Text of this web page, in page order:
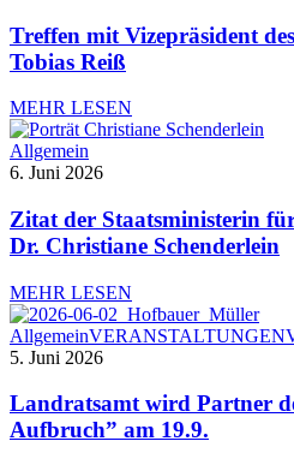
Treffen mit Vizepräsident
Tobias Reiß
MEHR LESEN
Allgemein
6. Juni 2026
Zitat der Staatsministerin
Dr. Christiane Schenderlein
MEHR LESEN
AllgemeinVERANSTALTUNGEN
5. Juni 2026
Landratsamt wird Partner
Aufbruch” am 19.9.